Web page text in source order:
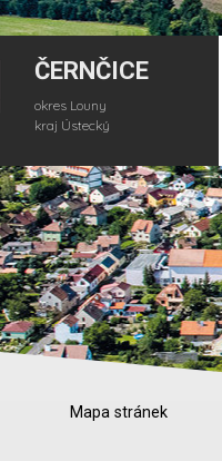
ČERNČICE
okres Louny
kraj Ústecký
Mapa stránek